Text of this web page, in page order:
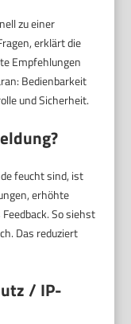
zu einer
erklärt die
Empfehlungen
Bedienbarkeit
und Sicherheit.
?
feucht sind, ist
erhöhte
So siehst
Das reduziert
/ IP-